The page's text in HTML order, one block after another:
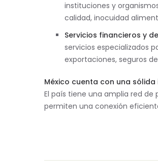
instituciones y
calidad, inocuidad
Servicios financieros y
servicios especializados
exportaciones, seguros
México cuenta con una
El país tiene una amplia red
permiten una conexión